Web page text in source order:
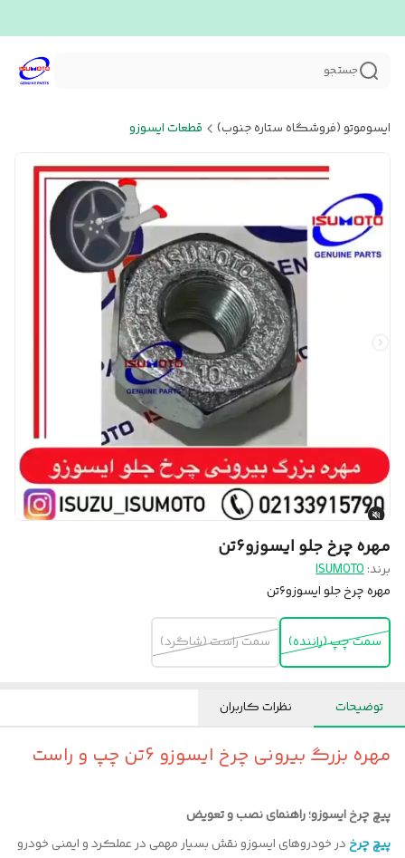
جستجو
ایسوموتو (فروشگاه ستاره جنوب) قطعات ایسوزو
مهره چرخ جلو ایسوزو۶تن
برند:ISUMOTO
مهره چرخ جلو ایسوزو۶تن
سمت چپ (راننده) سمت راست (شاگرد)
توضیحات نظرات کاربران
مهره بزرگ بیرونی چرخ ایسوزو 6تن چپ و راست
پیچ چرخ ایسوزو؛ راهنمای نصب و تعویض
پیچ چرخدر خودروهای ایسوزو نقش بسیار مهمی در عملکرد و ایمنی خودرو